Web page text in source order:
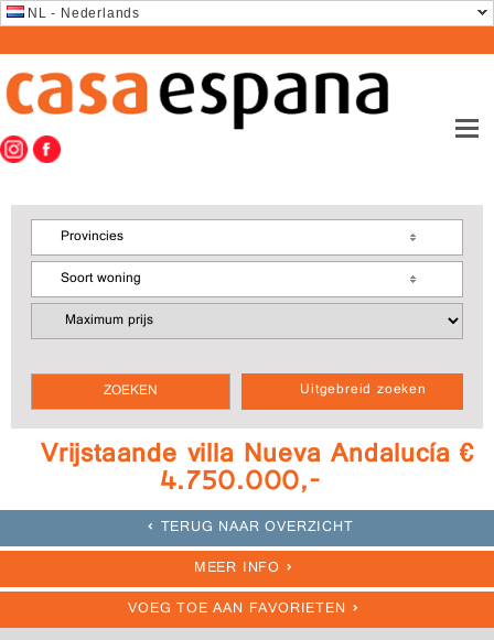
NL - Nederlands
Uitgebreid zoeken
Provincies
Soort woning
Vrijstaande villa Nueva Andalucía €
4.750.000,-
TERUG NAAR OVERZICHT
MEER INFO
VOEG TOE AAN FAVORIETEN